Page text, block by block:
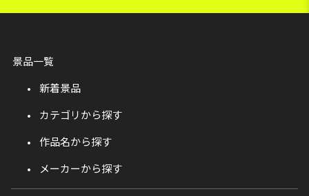
景品一覧
新着景品
カテゴリから探す
作品名から探す
メーカーから探す